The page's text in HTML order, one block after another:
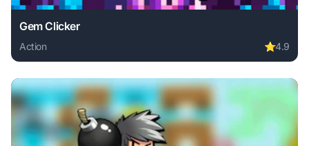
Gem Clicker
Action ⭐4.9
Play Gem Clicker online free. action game, no download